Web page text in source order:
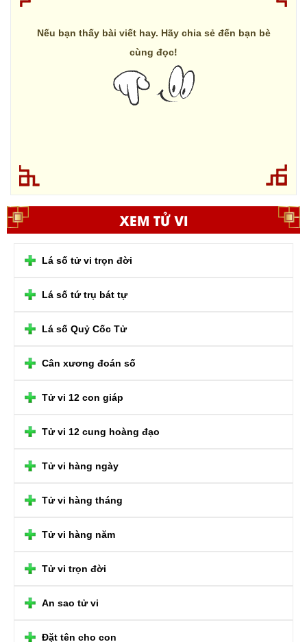
Nếu bạn thấy bài viết hay. Hãy chia sẻ đến bạn bè
cùng đọc!
XEM TỬ VI
Lá số tử vi trọn đời
Lá số tứ trụ bát tự
Lá số Quỷ Cốc Tử
Cân xương đoán số
Tử vi 12 con giáp
Tử vi 12 cung hoàng đạo
Tử vi hàng ngày
Tử vi hàng tháng
Tử vi hàng năm
Tử vi trọn đời
An sao tử vi
Đặt tên cho con